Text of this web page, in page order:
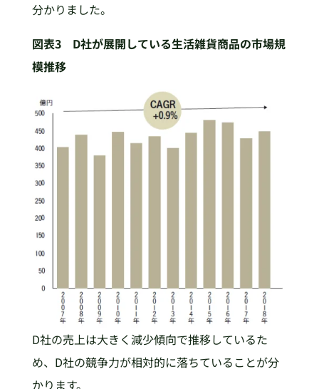
分かりました。
図表3 D社が展開している生活雑貨商品の市場規
模推移
D社の売上は大きく減少傾向で推移しているた
め、D社の競争力が相対的に落ちていることが分
かります。